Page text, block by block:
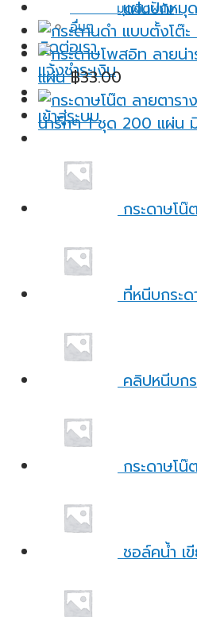
แผ่นปักหมุดติดผนัง
อื่นๆ
ติดต่อเรา
แจ้งชำระเงิน
เข้าสู่ระบบ
แผ่นปักหมุ
แผ่น ฿33.00
น่ารักๆ 1 ชุด 200 แผ่น
กระดาษโ
ที่หนีบกระ
คลิปหนีบก
กระดาษโ
ชอล์คน้ำ เ